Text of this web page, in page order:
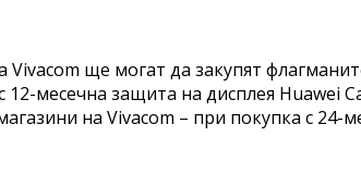
Vivacom ще могат да закупят
12-месечна защита на дисплея Huawei
на Vivacom – при покупка с 24-